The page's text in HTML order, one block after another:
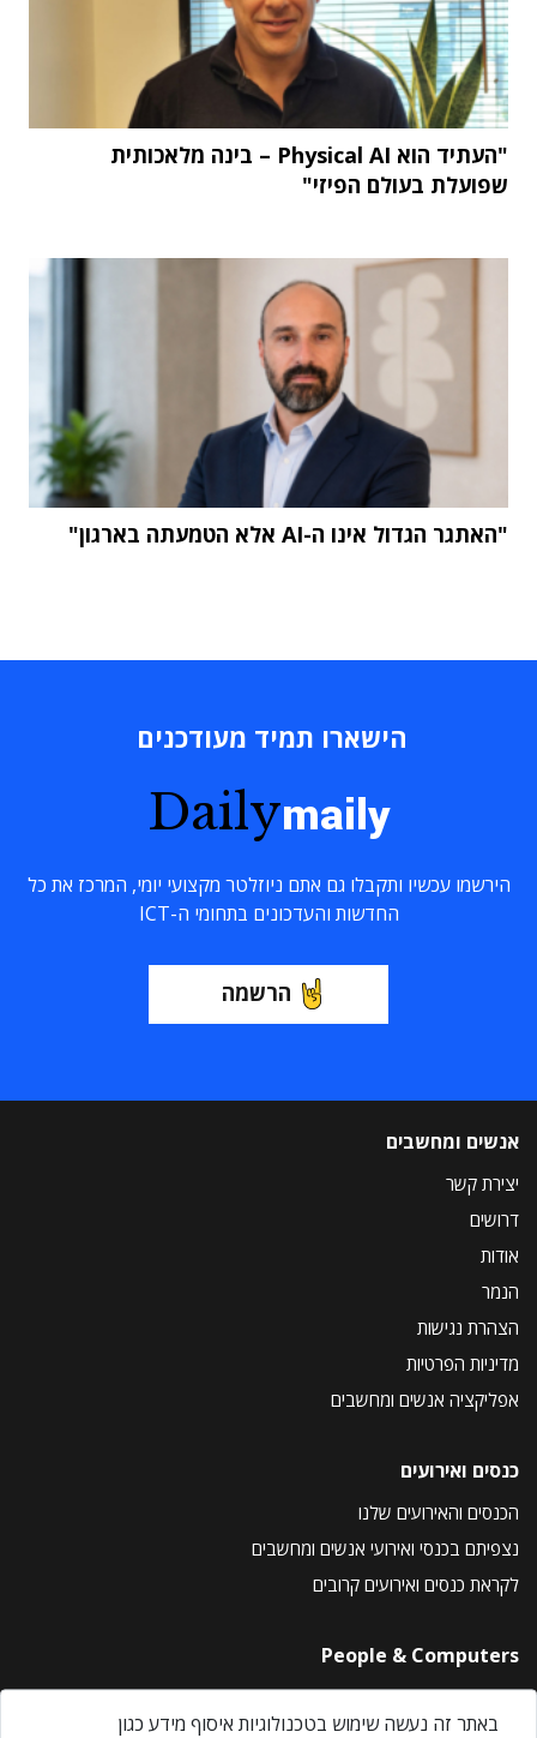
"העתיד הוא Physical AI – בינה מלאכותית
שפועלת בעולם הפיזי"
"האתגר הגדול אינו ה-AI אלא הטמעתה בארגון"
הישארו תמיד מעודכנים
Dailymaily
הירשמו עכשיו ותקבלו גם אתם ניוזלטר מקצועי יומי, המרכז את כל
החדשות והעדכונים בתחומי ה-ICT
הרשמה
אנשים ומחשבים
יצירת קשר
דרושים
אודות
הנמר
הצהרת נגישות
מדיניות הפרטיות
אפליקציה אנשים ומחשבים
כנסים ואירועים
הכנסים והאירועים שלנו
נצפיתם בכנסי ואירועי אנשים ומחשבים
לקראת כנסים ואירועים קרובים
People & Computers
About Us
Privacy Policy
באתר זה נעשה שימוש בטכנולוגיות איסוף מידע כגון